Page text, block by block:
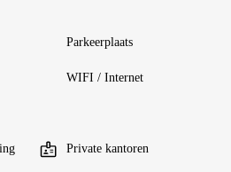
Parkeerplaats
WIFI / Internet
Private kantoren